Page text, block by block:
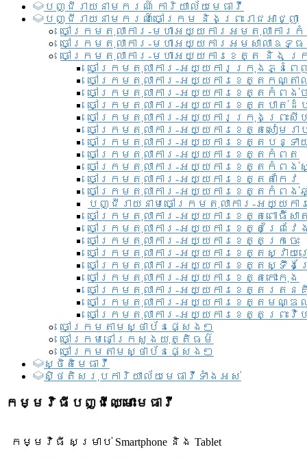
បញ្ជី​រាយ​នាមករណ៍ ការិយាល័យ​មេធាវី​
បញ្ជី​រាយ​នាមករណ៍​ចៅក្រម និងព្រះរាជអាជ្ញា
ចៅក្រមតុលាការ-មហាអយ្យការអមតុលាការ
ចៅក្រមតុលាការ-មហាអយ្យការអមសាលាឧទ្
ចៅក្រមតុលាការ-មហាអយ្យការខេត្ត និង ក្
ចៅក្រមតុលាការ-អយ្យការក្រុងភ្នំពេ
ចៅក្រមតុលាការ-អយ្យការខេត្តកណ្តា
ចៅក្រមតុលាការ-អយ្យការខេត្តកំពង់ច
ចៅក្រមតុលាការ-អយ្យការខេត្តបាត់ដំ
ចៅក្រមតុលាការ-អយ្យការ​ក្រុងព្រះសី
ចៅក្រមតុលាការ-អយ្យការខេត្តសៀមរា
ចៅក្រមតុលាការ-អយ្យការខេត្តបន្ទា
ចៅក្រមតុលាការ-អយ្យការខេត្តកំពត
ចៅក្រមតុលាការ-អយ្យការខេត្តកំពង់
ចៅក្រមតុលាការ-អយ្យការខេត្តតាកែវ
ចៅក្រមតុលាការ-អយ្យការខេត្តកំពង់
បញ្ជីរាយនាមចៅក្រមតុលាការ-អយ្យក
ចៅក្រមតុលាការ-អយ្យការខេត្តពោធិ៍សា
ចៅក្រមតុលាការ-អយ្យការខេត្តព្រៃវែ
ចៅក្រមតុលាការ-អយ្យការខេត្តក្រចេះ
ចៅក្រមតុលាការ-អយ្យការខេត្តស្វាយ
ចៅក្រមតុលាការ-អយ្យការខេត្តស្ទឹង
ចៅក្រមតុលាការ-អយ្យការខេត្តកោះកុង
ចៅក្រមតុលាការ-អយ្យការខេត្តរតន
ចៅក្រមតុលាការ-អយ្យការខេត្តមណ្
ចៅក្រមតុលាការ-អយ្យការខេត្តព្រះវិហ
ចៅក្រមតាមស្ថាប័នផ្សេងៗ
ចៅក្រមនៅក្រសួងយុត្តិធម៌
ចៅក្រមតាមស្ថាប័នផ្សេងៗ
ស្ថិតិមេធាវី
សិ្ថតិសរុបការិយាល័យមេធាវីទាំងអស់​
កម្មវិធីបញ្ជីឈ្មោះមេធាវី
កម្មវិធី សម្រាប់ Smartphone និង Tablet